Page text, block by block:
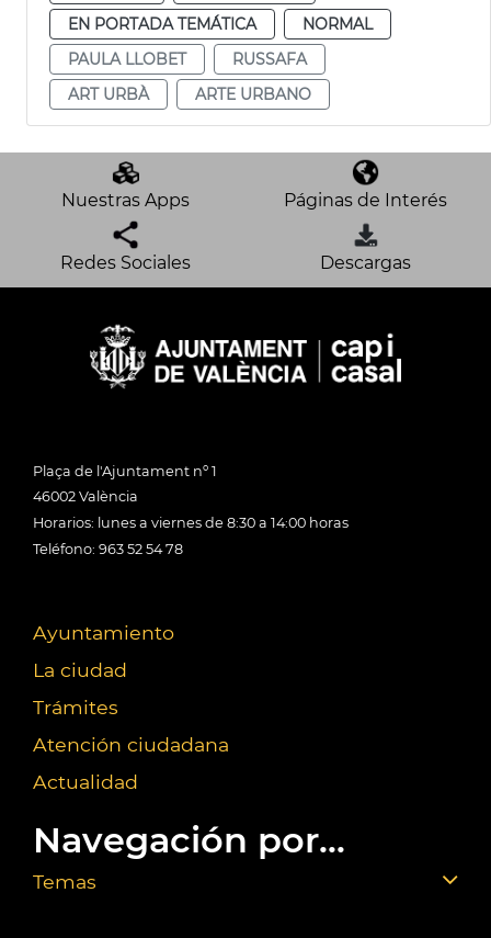
EN PORTADA TEMÁTICA
NORMAL
PAULA LLOBET
RUSSAFA
ART URBÀ
ARTE URBANO
Nuestras Apps Páginas de Interés
Redes Sociales Descargas
Plaça de l'Ajuntament nº 1
46002 València
Horarios: lunes a viernes de 8:30 a 14:00 horas
Teléfono: 963 52 54 78
Ayuntamiento
La ciudad
Trámites
Atención ciudadana
Actualidad
Navegación por...
Temas